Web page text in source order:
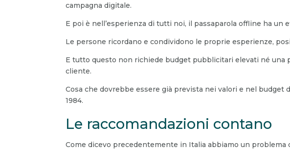
campagna digitale.
E poi è nell’esperienza di tutti noi, il passaparola offline ha un
Le persone ricordano e condividono le proprie esperienze,
E tutto questo non richiede budget pubblicitari elevati né una
cliente.
Cosa che dovrebbe essere già prevista nei valori e nel
1984.
Le raccomandazioni contano
Come dicevo precedentemente in Italia abbiamo un